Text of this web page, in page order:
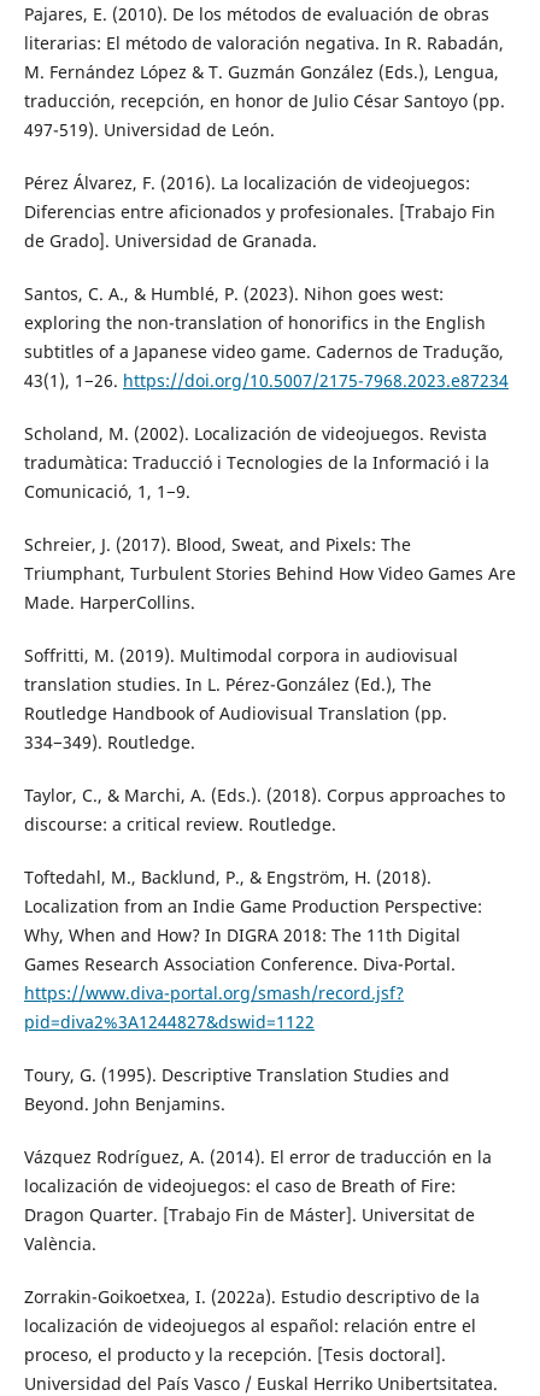
Pajares, E. (2010). De los métodos de evaluación de obras
literarias: El método de valoración negativa. In R. Rabadán,
M. Fernández López & T. Guzmán González (Eds.), Lengua,
traducción, recepción, en honor de Julio César Santoyo (pp.
497-519). Universidad de León.
Pérez Álvarez, F. (2016). La localización de videojuegos:
Diferencias entre aficionados y profesionales. [Trabajo Fin
de Grado]. Universidad de Granada.
Santos, C. A., & Humblé, P. (2023). Nihon goes west:
exploring the non-translation of honorifics in the English
subtitles of a Japanese video game. Cadernos de Tradução,
43(1), 1−26. https://doi.org/10.5007/2175-7968.2023.e87234
Scholand, M. (2002). Localización de videojuegos. Revista
tradumàtica: Traducció i Tecnologies de la Informació i la
Comunicació, 1, 1−9.
Schreier, J. (2017). Blood, Sweat, and Pixels: The
Triumphant, Turbulent Stories Behind How Video Games Are
Made. HarperCollins.
Soffritti, M. (2019). Multimodal corpora in audiovisual
translation studies. In L. Pérez-González (Ed.), The
Routledge Handbook of Audiovisual Translation (pp.
334−349). Routledge.
Taylor, C., & Marchi, A. (Eds.). (2018). Corpus approaches to
discourse: a critical review. Routledge.
Toftedahl, M., Backlund, P., & Engström, H. (2018).
Localization from an Indie Game Production Perspective:
Why, When and How? In DIGRA 2018: The 11th Digital
Games Research Association Conference. Diva-Portal.
https://www.diva-portal.org/smash/record.jsf?
pid=diva2%3A1244827&dswid=1122
Toury, G. (1995). Descriptive Translation Studies and
Beyond. John Benjamins.
Vázquez Rodríguez, A. (2014). El error de traducción en la
localización de videojuegos: el caso de Breath of Fire:
Dragon Quarter. [Trabajo Fin de Máster]. Universitat de
València.
Zorrakin-Goikoetxea, I. (2022a). Estudio descriptivo de la
localización de videojuegos al español: relación entre el
proceso, el producto y la recepción. [Tesis doctoral].
Universidad del País Vasco / Euskal Herriko Unibertsitatea.